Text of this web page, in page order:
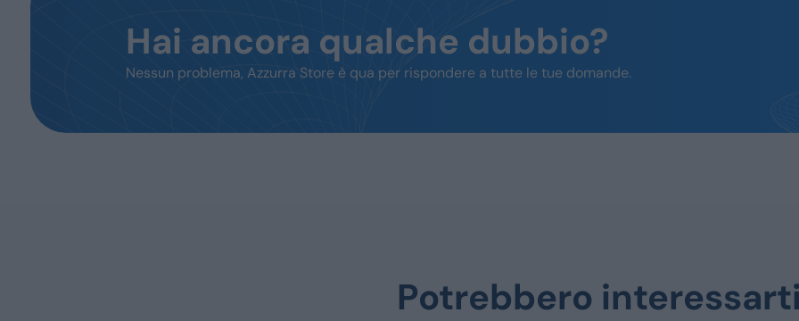
Hai ancora qualche dubbio?
Nessun problema, Azzurra Store è qua per rispondere a tutte le tue domande.
Potrebbero